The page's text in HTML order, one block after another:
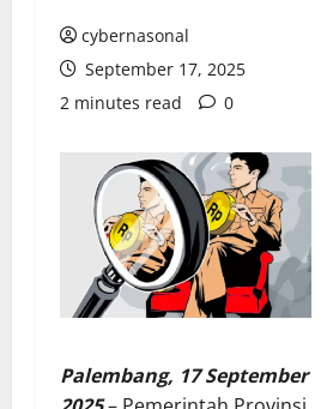
cybernasonal
September 17, 2025
2 minutes read
0
Palembang, 17 September